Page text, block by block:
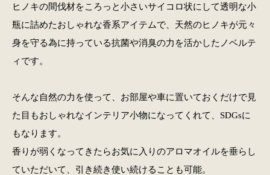
ヒノキの間伐材をころっと小さいサイコロ状にして透明な小
瓶に詰めたおしゃれな香系アイテムで、天然のヒノキが元々
身を守る為に持っている抗菌や消臭の力を活かしたノベルテ
ィです。
そんな自然の力を使って、お部屋や車に置いておくだけで見
た目もおしゃれなインテリア小物になってくれて、SDGsに
もなります。
香りが弱くなってきたらお気に入りのアロマオイルを垂らし
ていただいて、引き続き使い続けることも可能。